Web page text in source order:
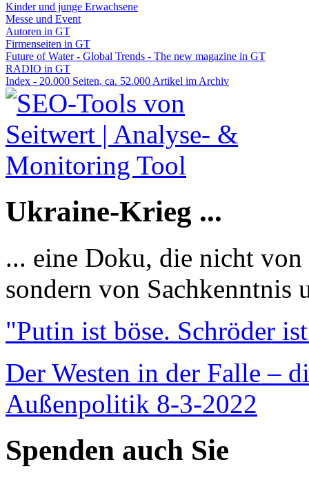
Kinder und junge Erwachsene
Messe und Event
Autoren in GT
Firmenseiten in GT
Future of Water - Global Trends - The new magazine in GT
RADIO in GT
Index - 20.000 Seiten, ca. 52.000 Artikel im Archiv
Ukraine-Krieg ...
... eine Doku, die nicht
sondern von Sachkenntnis
"Putin ist böse. Schröder
Der Westen in der Falle –
Außenpolitik 8-3-2022
Spenden auch Sie